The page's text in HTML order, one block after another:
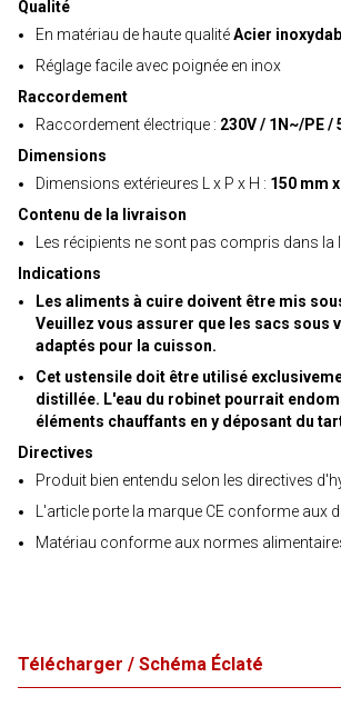
Qualité
En matériau de haute qualitéAcier
Réglage facile avec poignée en inox
Raccordement
Raccordement électrique : 230V / 1N~/PE /
Dimensions
Dimensions extérieures L x P x H : 150 mm
Contenu de la livraison
Les récipients ne sont pas compris dans la
Indications
Les aliments à cuire doivent être mis
Veuillez vous assurer que les sacs sous
adaptés pour la cuisson.
Cet ustensile doit être utilisé
distillée. L'eau du robinet pourrait
éléments chauffants en y déposant du
Directives
Produit bien entendu selon les directives
L'article porte la marque CE conforme aux
Matériau conforme aux normes
Télécharger / Schéma Éclaté